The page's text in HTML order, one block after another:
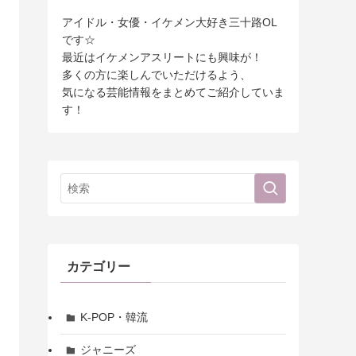
アイドル・女優・イケメン大好き三十路OL
です☆
最近はイケメンアスリートにも興味が！
多くの方に楽しんでいただけるよう、
気になる芸能情報をまとめてご紹介していま
す！
カテゴリー
K-POP・韓流
ジャニーズ